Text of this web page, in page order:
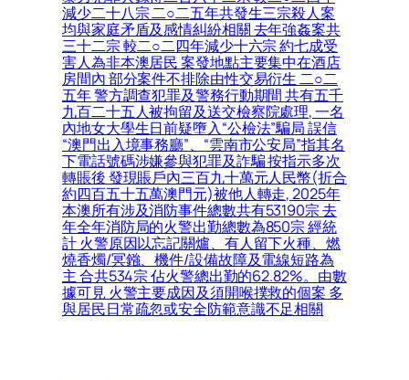
減少二十八宗 二○二五年共發生三宗殺人案
均與家庭矛盾及感情糾紛相關 去年強姦案共
三十二宗 較二○二四年減少十六宗 約七成受
害人為非本澳居民 案發地點主要集中在酒店
房間內 部分案件不排除由性交易衍生 二○二
五年 警方調查犯罪及警務行動期間 共有五千
九百二十五人被拘留及送交檢察院處理, 一名
內地女大學生日前疑墮入“公檢法”騙局 誤信
“澳門出入境事務廳”、“雲南市公安局”指其名
下電話號碼涉嫌參與犯罪及詐騙 按指示多次
轉賬後 發現賬戶內三百九十萬元人民幣(折合
約四百五十五萬澳門元)被他人轉走, 2025年
本澳所有涉及消防事件總數共有53190宗 去
年全年消防局的火警出勤總數為850宗 經統
計 火警原因以忘記關爐、有人留下火種、燃
燒香燭/冥鏹、機件/設備故障及電線短路為
主 合共534宗 佔火警總出勤的62.82%。由數
據可見 火警主要成因及須開喉撲救的個案 多
與居民日常疏忽或安全防範意識不足相關